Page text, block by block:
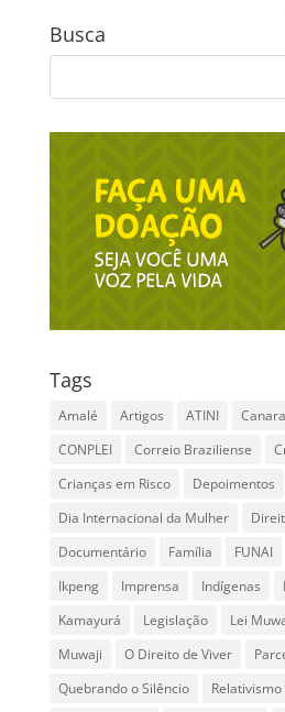
Busca
Tags
Amalé Artigos ATINI
CONPLEI
Correio Braziliense
Crianças em Risco
Depoimentos
Dia Internacional da Mulher
Documentário
Família FUNAI
Ikpeng
Imprensa Indígenas
Kamayurá
Legislação Lei
Muwaji
O Direito de Viver
Quebrando o Silêncio